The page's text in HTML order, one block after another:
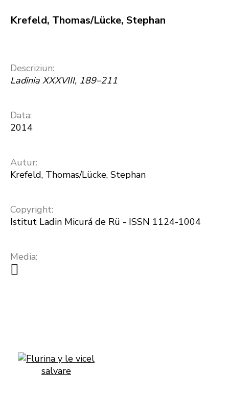
Krefeld, Thomas/Lücke, Stephan
Descriziun:
Ladinia XXXVIII, 189–211
Data:
2014
Autur:
Krefeld, Thomas/Lücke, Stephan
Copyright:
Istitut Ladin Micurá de Rü - ISSN 1124-1004
Media: